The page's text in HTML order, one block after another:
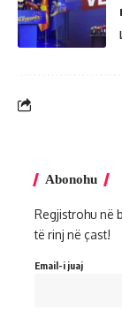
Abonohu
Regjistrohu në
të rinj në çast!
Email-i juaj